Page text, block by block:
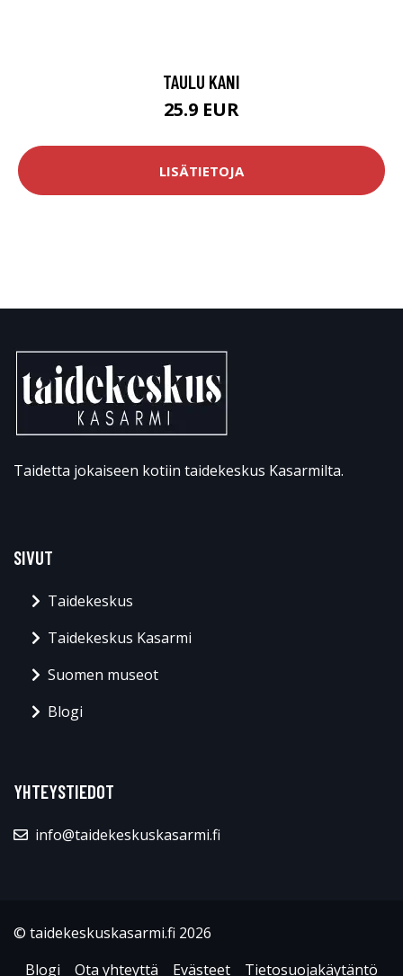
TAULU KANI
25.9 EUR
LISÄTIETOJA
Taidetta jokaiseen kotiin taidekeskus Kasarmilta.
SIVUT
Taidekeskus
Taidekeskus Kasarmi
Suomen museot
Blogi
YHTEYSTIEDOT
info@taidekeskuskasarmi.fi
© taidekeskuskasarmi.fi 2026
Blogi
Ota yhteyttä Evästeet Tietosuojakäytäntö